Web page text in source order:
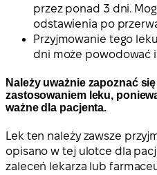
przez ponad 3 dni.
odstawienia po
Przyjmowanie tego
dni może powodować
Należy uważnie zapoznać
zastosowaniem leku,
ważne dla pacjenta.
Lek ten należy zawsze
opisano w tej ulotce dla
zaleceń lekarza lub